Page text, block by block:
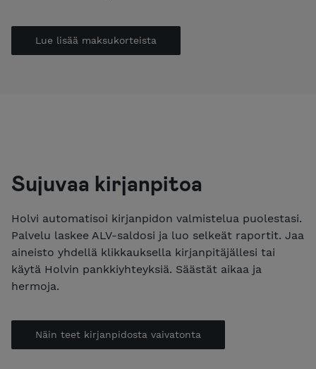
Lue lisää maksukorteista
Sujuvaa kirjanpitoa
Holvi automatisoi kirjanpidon valmistelua puolestasi.
Palvelu laskee ALV-saldosi ja luo selkeät raportit. Jaa
aineisto yhdellä klikkauksella kirjanpitäjällesi tai
käytä Holvin pankkiyhteyksiä. Säästät aikaa ja
hermoja.
Näin teet kirjanpidosta vaivatonta